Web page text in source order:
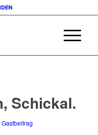
Schickal.
Gastbeitrag